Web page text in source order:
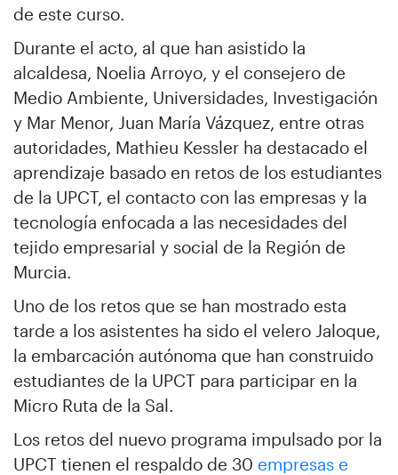
de este curso.
Durante el acto, al que han asistido la
alcaldesa, Noelia Arroyo, y el consejero de
Medio Ambiente, Universidades, Investigación
y Mar Menor, Juan María Vázquez, entre otras
autoridades, Mathieu Kessler ha destacado el
aprendizaje basado en retos de los estudiantes
de la UPCT, el contacto con las empresas y la
tecnología enfocada a las necesidades del
tejido empresarial y social de la Región de
Murcia.
Uno de los retos que se han mostrado esta
tarde a los asistentes ha sido el velero Jaloque,
la embarcación autónoma que han construido
estudiantes de la UPCT para participar en la
Micro Ruta de la Sal.
Los retos del nuevo programa impulsado por la
UPCT tienen el respaldo de 30 empresas e